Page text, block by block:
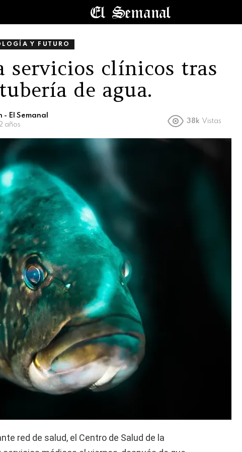
Y FUTURO
servicios clínicos tras
de agua.
- El Semanal
años
38k Vistas
red de salud, el Centro de Salud de la